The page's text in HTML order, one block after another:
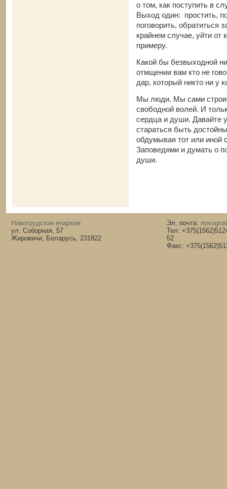
о том, как поступить в
Выход один: простить,
поговорить, обратиться
крайнем случае, уйти от
примеру.
Какой бы безвыходной
отмщении вам кто не
дар, который никто ни у
Мы люди. Мы сами
свободной волей. И
сердца и души. Давайте
стараться быть
обдумывая тот или иной
Заповедями и думать о
души.
Новогрудская епархия
ул. Соборная, 57
Жировичи, Беларусь, 231822
Эл. почта:
Тел:
52
Факс: